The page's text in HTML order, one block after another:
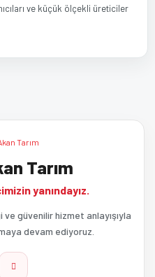
ve küçük ölçekli üreticiler
Yaz
ederiz.
görüntülenemiyor.
bulunuyor.
Tarım
yanındayız.
güvenilir hizmet anlayışıyla
devam ediyoruz.